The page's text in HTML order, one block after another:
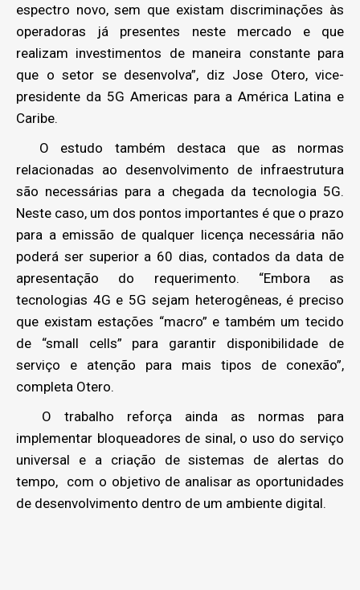
espectro novo, sem que existam discriminações às
operadoras já presentes neste mercado e que
realizam investimentos de maneira constante para
que o setor se desenvolva”, diz Jose Otero, vice-
presidente da 5G Americas para a América Latina e
Caribe.
O estudo também destaca que as normas
relacionadas ao desenvolvimento de infraestrutura
são necessárias para a chegada da tecnologia 5G.
Neste caso, um dos pontos importantes é que o prazo
para a emissão de qualquer licença necessária não
poderá ser superior a 60 dias, contados da data de
apresentação do requerimento. “Embora as
tecnologias 4G e 5G sejam heterogêneas, é preciso
que existam estações “macro” e também um tecido
de “small cells” para garantir disponibilidade de
serviço e atenção para mais tipos de conexão”,
completa Otero.
O trabalho reforça ainda as normas para
implementar bloqueadores de sinal, o uso do serviço
universal e a criação de sistemas de alertas do
tempo, com o objetivo de analisar as oportunidades
de desenvolvimento dentro de um ambiente digital.